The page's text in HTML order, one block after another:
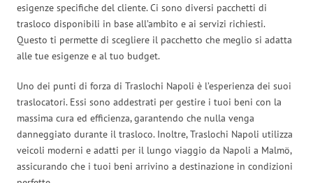
esigenze specifiche del cliente. Ci sono diversi pacchetti di
trasloco disponibili in base all’ambito e ai servizi richiesti.
Questo ti permette di scegliere il pacchetto che meglio si adatta
alle tue esigenze e al tuo budget.
Uno dei punti di forza di Traslochi Napoli è l’esperienza dei suoi
traslocatori. Essi sono addestrati per gestire i tuoi beni con la
massima cura ed efficienza, garantendo che nulla venga
danneggiato durante il trasloco. Inoltre, Traslochi Napoli utilizza
veicoli moderni e adatti per il lungo viaggio da Napoli a Malmö,
assicurando che i tuoi beni arrivino a destinazione in condizioni